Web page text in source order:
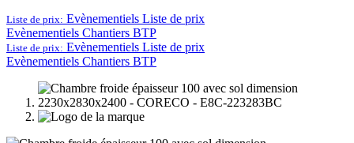
Liste de prix: Evènementiels Liste de prix
Evènementiels Chantiers BTP
Liste de prix: Evènementiels Liste de prix
Evènementiels Chantiers BTP